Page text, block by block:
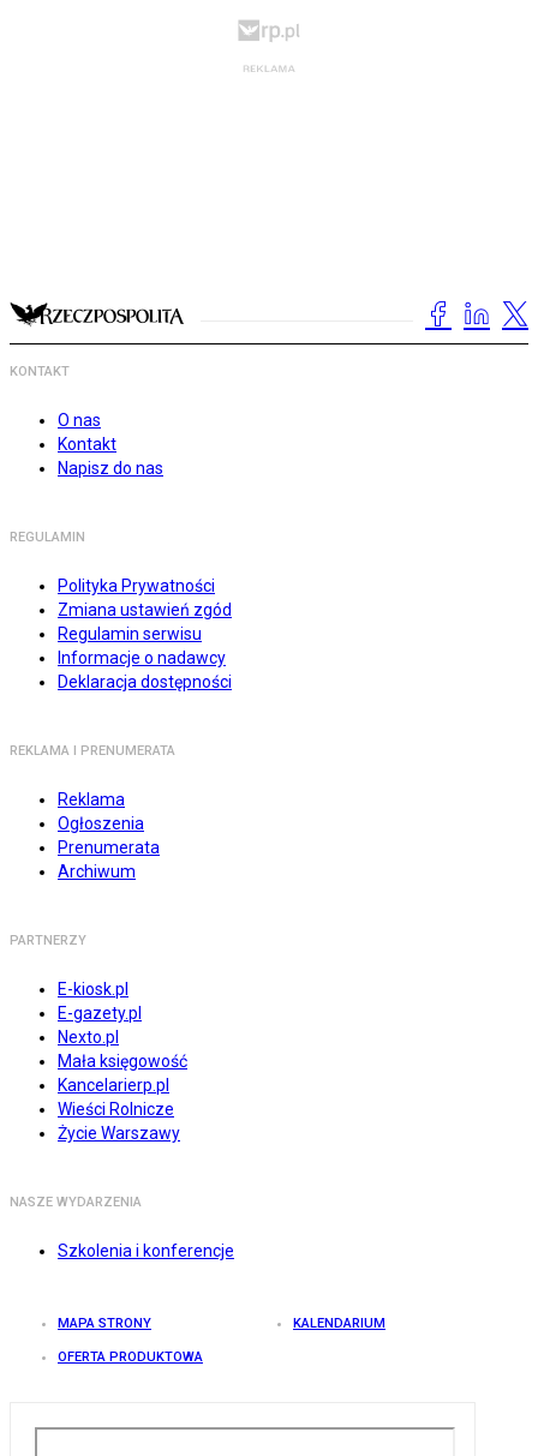
KONTAKT
O nas
Kontakt
Napisz do nas
REGULAMIN
Polityka Prywatności
Zmiana ustawień zgód
Regulamin serwisu
Informacje o nadawcy
Deklaracja dostępności
REKLAMA I PRENUMERATA
Reklama
Ogłoszenia
Prenumerata
Archiwum
PARTNERZY
E-kiosk.pl
E-gazety.pl
Nexto.pl
Mała księgowość
Kancelarierp.pl
Wieści Rolnicze
Życie Warszawy
NASZE WYDARZENIA
Szkolenia i konferencje
MAPA STRONY KALENDARIUM
OFERTA PRODUKTOWA